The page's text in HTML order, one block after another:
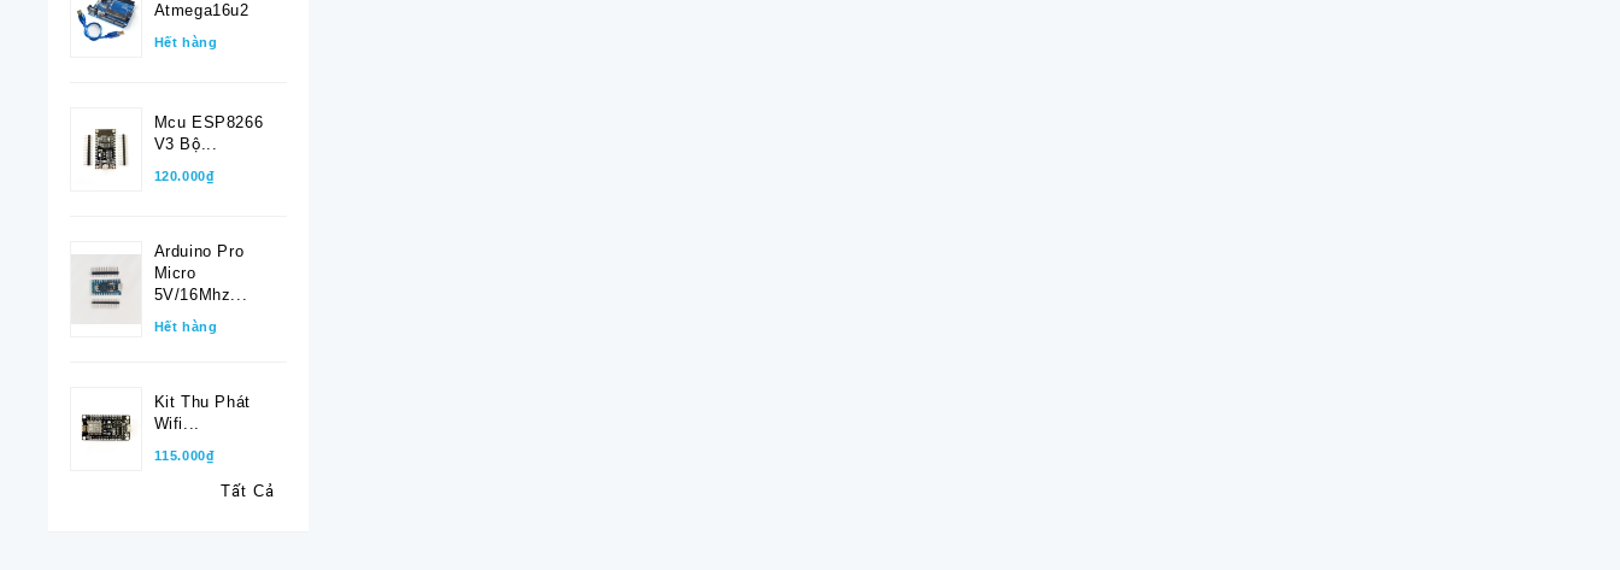
Atmega16u2
Hết hàng
Mcu ESP8266
V3 Bộ...
120.000₫
Arduino Pro
Micro
5V/16Mhz...
Hết hàng
Kit Thu Phát
Wifi...
115.000₫
Tất Cả